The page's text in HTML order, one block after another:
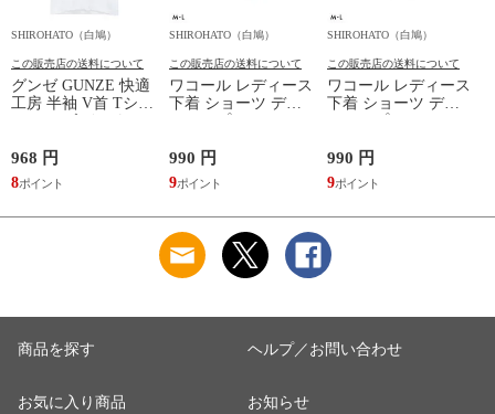
SHIROHATO（白鳩）
この販売店の送料について
グンゼ GUNZE 快適
工房 半袖 V首 Tシャ
ツ メンズ インナー
本製 抗菌防臭
968 円
8
SHIROHATO（白鳩）
この販売店の送料について
ワコール レディース
下着 ショーツ ディ
アヒップショーツ
スタンダード ノーマ
ルショーツ ML
Wacoal
990 円
9
SHIROHATO（白鳩）
この販売店の送料について
ワコール レディース
下着 ショーツ ディ
アヒップショーツ
スタンダード ノーマ
ルショーツ ML
Wacoal
990 円
9
商品を探す
お気に入り商品
ヘルプ／お問い合わせ
お知らせ